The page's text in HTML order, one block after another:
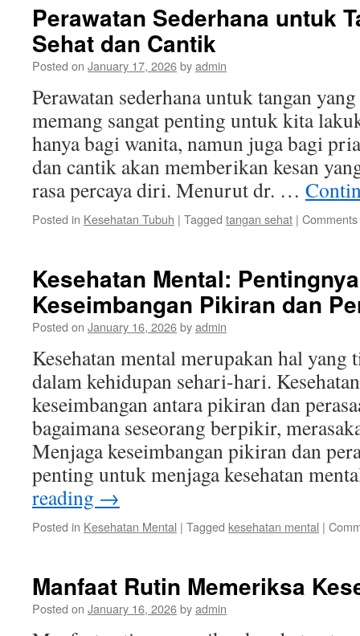
Perawatan Sederhana untuk
Sehat dan Cantik
Posted on January 17, 2026byadmin
Perawatan sederhana untuk tangan
memang sangat penting untuk kita
hanya bagi wanita, namun juga bagi
dan cantik akan memberikan kesan
rasa percaya diri. Menurut dr. …
Posted in Kesehatan Tubuh | Tagged tangan sehat |
Kesehatan Mental:
Keseimbangan Pikiran dan
Posted on January 16, 2026byadmin
Kesehatan mental merupakan hal
dalam kehidupan sehari-hari.
keseimbangan antara pikiran dan
bagaimana seseorang berpikir,
Menjaga keseimbangan pikiran dan
penting untuk menjaga kesehatan
reading →
Posted in Kesehatan Mental | Tagged kesehatan mental |
Manfaat Rutin Memeriksa
Posted on January 16, 2026byadmin